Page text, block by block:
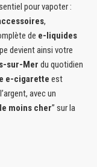
pour vapoter :
,
de e-liquides
devient ainsi votre
sur-Mer du quotidien
e-cigarette est
avec un
moins cher” sur la